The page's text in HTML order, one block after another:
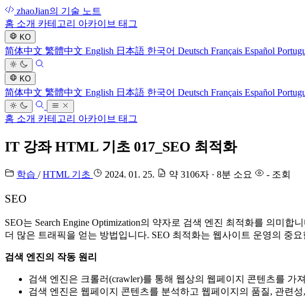
zhaoJian의 기술 노트
홈 소개 카테고리 아카이브 태그
KO
简体中文 繁體中文 English 日本語 한국어 Deutsch Français Español
KO
简体中文 繁體中文 English 日本語 한국어 Deutsch Français Español
홈 소개 카테고리 아카이브 태그
IT 강좌 HTML 기초 017_SEO 최적화
학습 / HTML 기초 2024. 01. 25. 약 3106자 · 8분 소요 - 조회
SEO
SEO는 Search Engine Optimization의 약자로 검색 엔진 최적화를 의미
더 많은 트래픽을 얻는 방법입니다. SEO 최적화는 웹사이트 운영의 중
검색 엔진의 작동 원리
검색 엔진은 크롤러(crawler)를 통해 웹상의 웹페이지 콘텐츠를 가
검색 엔진은 웹페이지 콘텐츠를 분석하고 웹페이지의 품질, 관련